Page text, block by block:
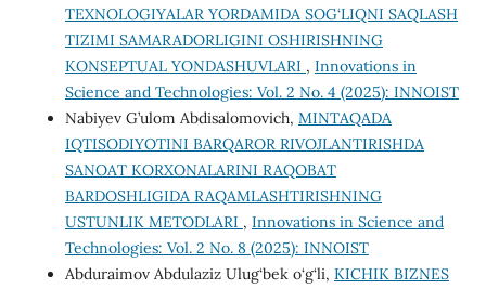
TEXNOLOGIYALAR YORDAMIDA SOG‘LIQNI SAQLASH
TIZIMI SAMARADORLIGINI OSHIRISHNING
KONSEPTUAL YONDASHUVLARI , Innovations in
Science and Technologies: Vol. 2 No. 4 (2025): INNOIST
Nabiyev G’ulom Abdisalomovich, MINTAQADA
IQTISODIYOTINI BARQAROR RIVOJLANTIRISHDA
SANOAT KORХONALARINI RAQOBAT
BARDOSHLIGIDA RAQAMLASHTIRISHNING
USTUNLIK METODLARI , Innovations in Science and
Technologies: Vol. 2 No. 8 (2025): INNOIST
Abduraimov Abdulaziz Ulug‘bek o‘g‘li, KICHIK BIZNES